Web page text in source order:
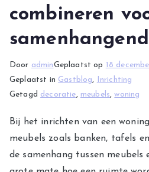
combineren
Door adminGeplaatst op 18
Geplaatst in Gastblog,
Inrichting
Getagd decoratie, meubels,woning
Bij het inrichten van een
meubels zoals banken, tafels
de samenhang tussen meubels